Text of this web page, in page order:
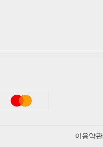
이용약관